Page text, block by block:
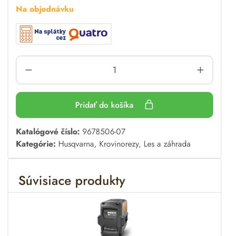
Na objednávku
Pridať do košíka
A
l
t
n
Katalógové číslo: 9678506-07
Kategórie: Husqvarna, Krovinorezy, Les a záhrada
Súvisiace produkty